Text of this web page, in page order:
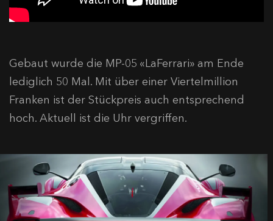
Gebaut wurde die MP-05 «LaFerrari» am Ende
lediglich 50 Mal. Mit über einer Viertelmillion
Franken ist der Stückpreis auch entsprechend
hoch. Aktuell ist die Uhr vergriffen.